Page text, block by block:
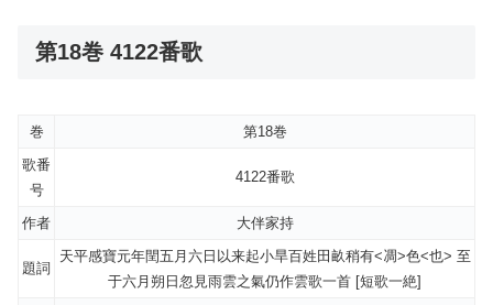
第18巻 4122番歌
巻
第18巻
歌番
号
4122番歌
作者 大伴家持
題詞
天平感寶元年閏五月六日以来起小旱百姓田畝稍有<凋>色<也> 至
于六月朔日忽見雨雲之氣仍作雲歌一首 [短歌一絶]